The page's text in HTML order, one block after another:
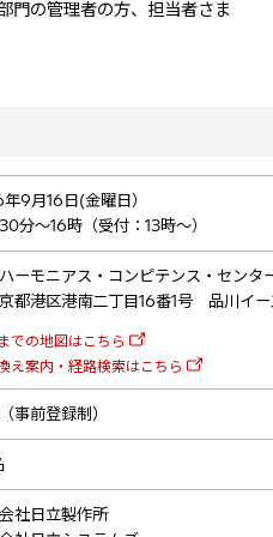
門の管理者の方、担当者さま
9月16日(金曜日）
分～16時（受付：13時～）
ーモニアス・コンピテンス・センタ
京都港区港南二丁目16番1号 品川イー
での地図はこちら
え案内・経路検索はこちら
事前登録制）
社日立製作所